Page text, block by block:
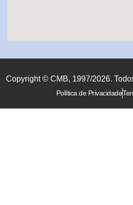
Copyright © CMB, 1997/2026.
Política de Privacidade